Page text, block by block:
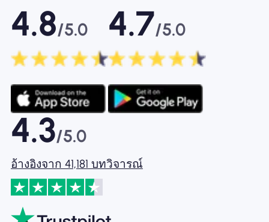
4.8/5.0 4.7/5.0
4.3/5.0
อ้างอิงจาก 41,181 บทวิจารณ์